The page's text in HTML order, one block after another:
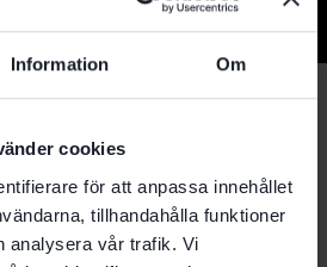
Information Om
cookies
för att anpassa innehållet
tillhandahålla funktioner
analysera vår trafik. Vi
Data Recensioner (0)
130. AGP 125